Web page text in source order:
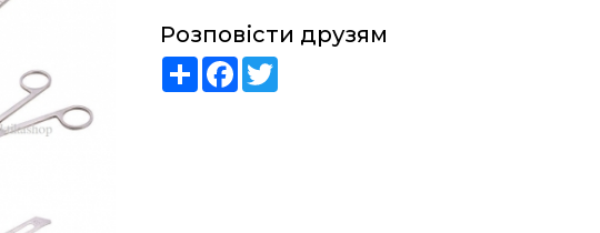
Розповісти друзям
ShareFacebook